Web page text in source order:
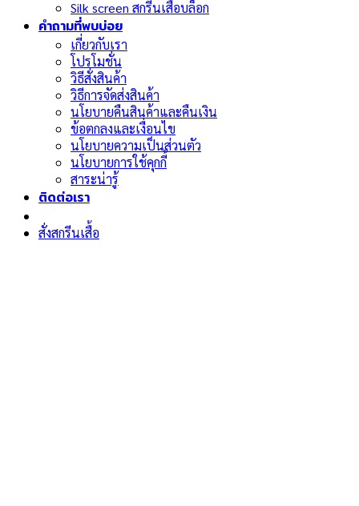
Silk screen สกรีนเสื้อบล็อก
คำถามที่พบบ่อย
เกี่ยวกับเรา
โปรโมชั่น
วิธีสั่งสินค้า
วิธีการจัดส่งสินค้า
นโยบายคืนสินค้าและคืนเงิน
ข้อตกลงและเงื่อนไข
นโยบายความเป็นส่วนตัว
นโยบายการใช้คุกกี้
สาระน่ารู้
ติดต่อเรา
สั่งสกรีนเสื้อ